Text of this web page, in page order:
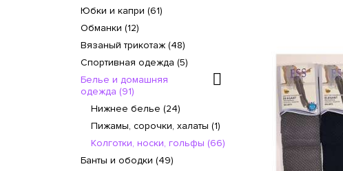
Юбки и капри (61)
Обманки (12)
Вязаный трикотаж (48)
Спортивная одежда (5)
Белье и домашняя
одежда (91)
Нижнее белье (24)
Пижамы, сорочки, халаты (1)
Колготки, носки, гольфы (66)
Банты и ободки (49)